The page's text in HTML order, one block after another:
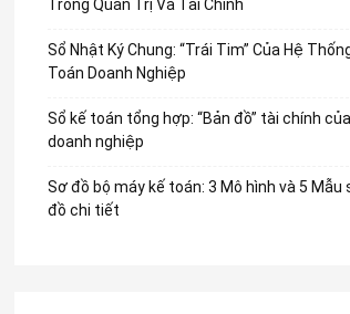
Trong Quản Trị Và Tài Chính
Sổ Nhật Ký Chung: “Trái Tim” Của Hệ
Toán Doanh Nghiệp
Sổ kế toán tổng hợp: “Bản đồ” tài chính của
doanh nghiệp
Sơ đồ bộ máy kế toán: 3 Mô hình và 5 Mẫu
đồ chi tiết